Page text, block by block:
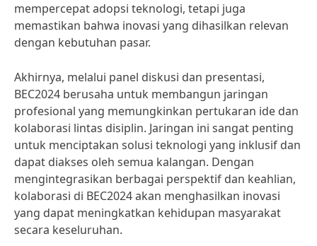
mempercepat adopsi teknologi, tetapi juga
memastikan bahwa inovasi yang dihasilkan relevan
dengan kebutuhan pasar.
Akhirnya, melalui panel diskusi dan presentasi,
BEC2024 berusaha untuk membangun jaringan
profesional yang memungkinkan pertukaran ide dan
kolaborasi lintas disiplin. Jaringan ini sangat penting
untuk menciptakan solusi teknologi yang inklusif dan
dapat diakses oleh semua kalangan. Dengan
mengintegrasikan berbagai perspektif dan keahlian,
kolaborasi di BEC2024 akan menghasilkan inovasi
yang dapat meningkatkan kehidupan masyarakat
secara keseluruhan.